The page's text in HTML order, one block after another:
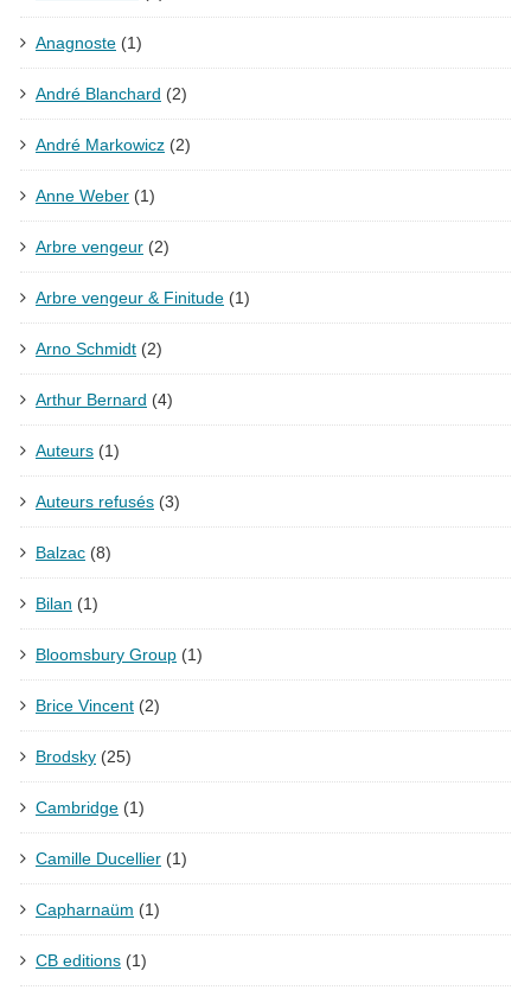
Anagnoste (1)
André Blanchard (2)
André Markowicz (2)
Anne Weber (1)
Arbre vengeur (2)
Arbre vengeur & Finitude (1)
Arno Schmidt (2)
Arthur Bernard (4)
Auteurs (1)
Auteurs refusés (3)
Balzac (8)
Bilan (1)
Bloomsbury Group (1)
Brice Vincent (2)
Brodsky (25)
Cambridge (1)
Camille Ducellier (1)
Capharnaüm (1)
CB editions (1)